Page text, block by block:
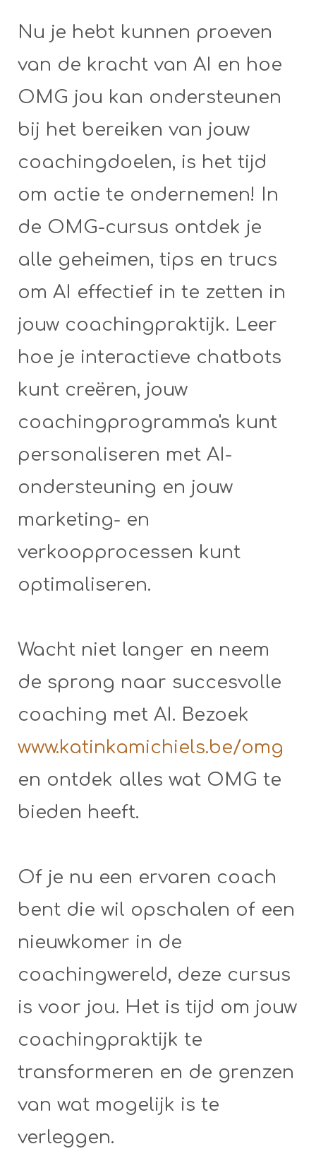
Nu je hebt kunnen proeven
van de kracht van AI en hoe
OMG jou kan ondersteunen
bij het bereiken van jouw
coachingdoelen, is het tijd
om actie te ondernemen! In
de OMG-cursus ontdek je
alle geheimen, tips en trucs
om AI effectief in te zetten in
jouw coachingpraktijk. Leer
hoe je interactieve chatbots
kunt creëren, jouw
coachingprogramma's kunt
personaliseren met AI-
ondersteuning en jouw
marketing- en
verkoopprocessen kunt
optimaliseren.
Wacht niet langer en neem
de sprong naar succesvolle
coaching met AI. Bezoek
www.katinkamichiels.be/omg
en ontdek alles wat OMG te
bieden heeft.
Of je nu een ervaren coach
bent die wil opschalen of een
nieuwkomer in de
coachingwereld, deze cursus
is voor jou. Het is tijd om jouw
coachingpraktijk te
transformeren en de grenzen
van wat mogelijk is te
verleggen.